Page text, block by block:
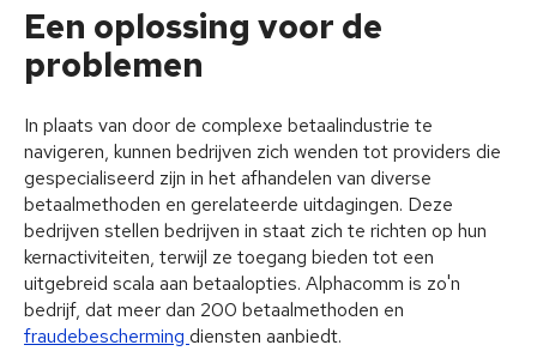
Een oplossing voor de
problemen
In plaats van door de complexe betaalindustrie te
navigeren, kunnen bedrijven zich wenden tot providers die
gespecialiseerd zijn in het afhandelen van diverse
betaalmethoden en gerelateerde uitdagingen. Deze
bedrijven stellen bedrijven in staat zich te richten op hun
kernactiviteiten, terwijl ze toegang bieden tot een
uitgebreid scala aan betaalopties. Alphacomm is zo'n
bedrijf, dat meer dan 200 betaalmethoden en
fraudebescherming diensten aanbiedt.